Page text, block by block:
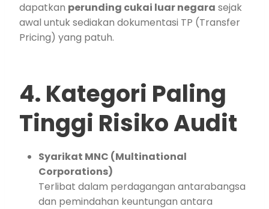
dapatkan perunding cukai luar negara sejak
awal untuk sediakan dokumentasi TP (Transfer
Pricing) yang patuh.
4. Kategori Paling
Tinggi Risiko Audit
Syarikat MNC (Multinational
Corporations)
Terlibat dalam perdagangan antarabangsa
dan pemindahan keuntungan antara